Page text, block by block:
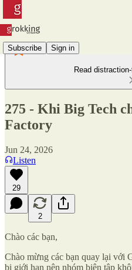
Subscribe Sign in
Read
275 - Khi Big Tech
Factory
Jun 24, 2026
Listen
29
2
Chào các bạn,
Chào mừng các bạn quay lại với
bị giới hạn nên nhóm biên tập